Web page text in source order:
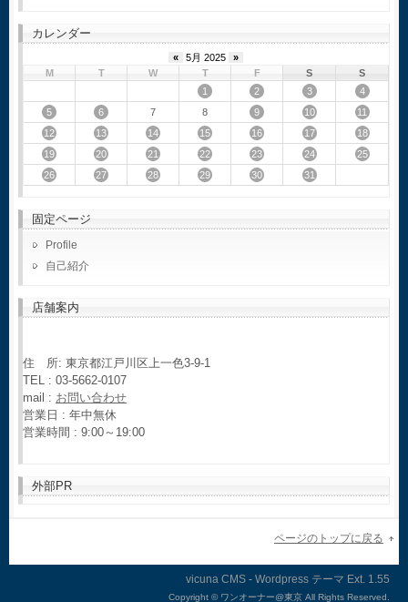
カレンダー
« 5月 2025
»
M
T W T F S
S
1
2 3
4
5
6 7 8 9 10
11
12
13 14 15 16 17
18
19
20 21 22 23 24
25
26
27 28 29 30 31
固定ページ
Profile
自己紹介
店舗案内
住 所: 東京都江戸川区上一色3-9-1
TEL : 03-5662-0107
mail : お問い合わせ
営業日 : 年中無休
営業時間 : 9:00～19:00
外部PR
ページのトップに戻る
vicuna CMS - Wordpress テーマ Ext.
Copyright © ワンオーナー@東京 All Rights Reserved.